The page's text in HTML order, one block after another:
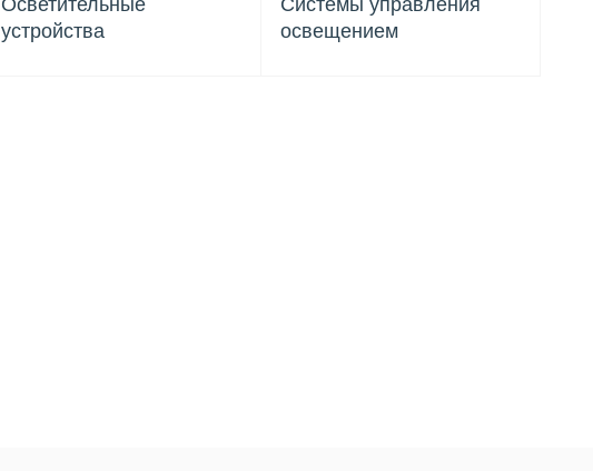
Осветительные
устройства
Системы управления
освещением